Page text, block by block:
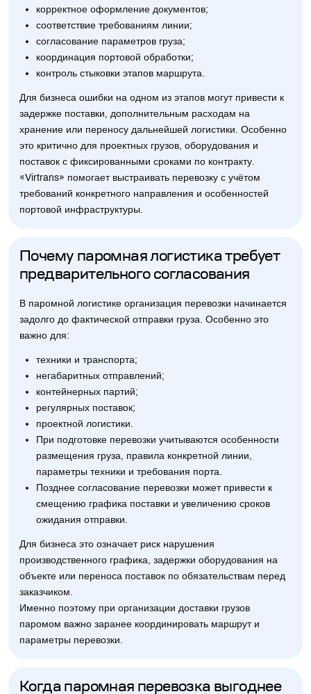
корректное оформление документов;
соответствие требованиям линии;
согласование параметров груза;
координация портовой обработки;
контроль стыковки этапов маршрута.
Для бизнеса ошибки на одном из этапов могут привести к
задержке поставки, дополнительным расходам на
хранение или переносу дальнейшей логистики. Особенно
это критично для проектных грузов, оборудования и
поставок с фиксированными сроками по контракту.
«Virtrans» помогает выстраивать перевозку с учётом
требований конкретного направления и особенностей
портовой инфраструктуры.
Почему паромная логистика требует
предварительного согласования
В паромной логистике организация перевозки начинается
задолго до фактической отправки груза. Особенно это
важно для:
техники и транспорта;
негабаритных отправлений;
контейнерных партий;
регулярных поставок;
проектной логистики.
При подготовке перевозки учитываются особенности
размещения груза, правила конкретной линии,
параметры техники и требования порта.
Позднее согласование перевозки может привести к
смещению графика поставки и увеличению сроков
ожидания отправки.
Для бизнеса это означает риск нарушения
производственного графика, задержки оборудования на
объекте или переноса поставок по обязательствам перед
заказчиком.
Именно поэтому при организации доставки грузов
паромом важно заранее координировать маршрут и
параметры перевозки.
Когда паромная перевозка выгоднее